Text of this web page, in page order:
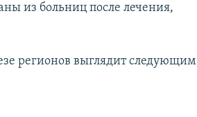
из больниц после лечения,
регионов выглядит следующим